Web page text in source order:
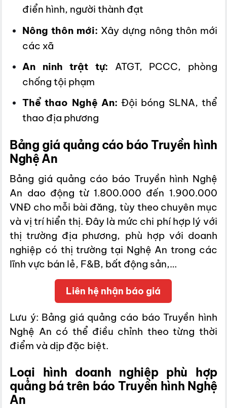
điển hình, người thành đạt
Nông thôn mới: Xây dựng nông thôn mới
các xã
An ninh trật tự: ATGT, PCCC, phòng
chống tội phạm
Thể thao Nghệ An: Đội bóng SLNA, thể
thao địa phương
Bảng giá quảng cáo báo Truyền hình
Nghệ An
Bảng giá quảng cáo báo Truyền hình Nghệ
An dao động từ 1.800.000 đến 1.900.000
VNĐ cho mỗi bài đăng, tùy theo chuyên mục
và vị trí hiển thị. Đây là mức chi phí hợp lý với
thị trường địa phương, phù hợp với doanh
nghiệp có thị trường tại Nghệ An trong các
lĩnh vực bán lẻ, F&B, bất động sản,…
Liên hệ nhận báo giá
Lưu ý: Bảng giá quảng cáo báo Truyền hình
Nghệ An có thể điều chỉnh theo từng thời
điểm và dịp đặc biệt.
Loại hình doanh nghiệp phù hợp
quảng bá trên báo Truyền hình Nghệ
An